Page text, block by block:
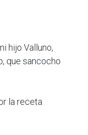
hijo Valluno,
que sancocho
la receta